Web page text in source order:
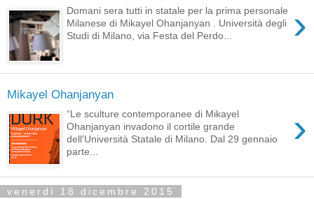
›
Domani sera tutti in statale per la prima personale
Milanese di Mikayel Ohanjanyan . Università degli
Studi di Milano, via Festa del Perdo...
Mikayel Ohanjanyan
›
“Le sculture contemporanee di Mikayel
Ohanjanyan invadono il cortile grande
dell'Università Statale di Milano. Dal 29 gennaio
parte...
venerdì 18 dicembre 2015